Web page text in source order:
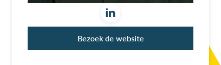
Bezoek de website